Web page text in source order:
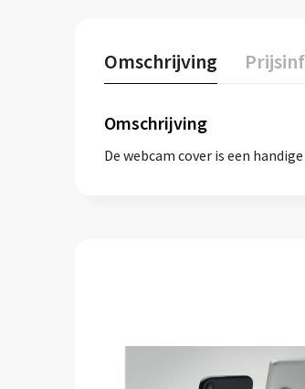
Omschrijving
Omschrijving
De webcam cover is een